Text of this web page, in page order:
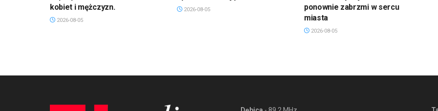
kobiet i mężczyzn.
2026-08-05
2026-08-05
ponownie zabrzmi w sercu
miasta
2026-08-05